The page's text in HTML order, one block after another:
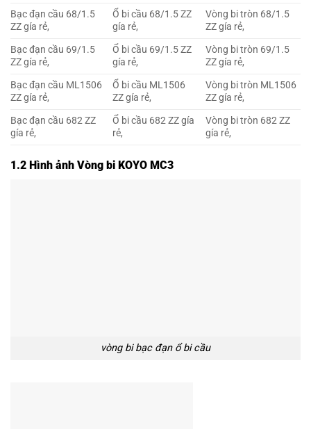
Bạc đạn cầu 68/1.5
ZZ gía rẻ,
Ổ bi cầu 68/1.5 ZZ
gía rẻ,
Vòng bi tròn 68/1.5
ZZ gía rẻ,
Bạc đạn cầu 69/1.5
ZZ gía rẻ,
Ổ bi cầu 69/1.5 ZZ
gía rẻ,
Vòng bi tròn 69/1.5
ZZ gía rẻ,
Bạc đạn cầu ML1506
ZZ gía rẻ,
Ổ bi cầu ML1506
ZZ gía rẻ,
Vòng bi tròn ML1506
ZZ gía rẻ,
Bạc đạn cầu 682 ZZ
gía rẻ,
Ổ bi cầu 682 ZZ gía
rẻ,
Vòng bi tròn 682 ZZ
gía rẻ,
1.2 Hình ảnh Vòng bi KOYO MC3
vòng bi bạc đạn ổ bi cầu